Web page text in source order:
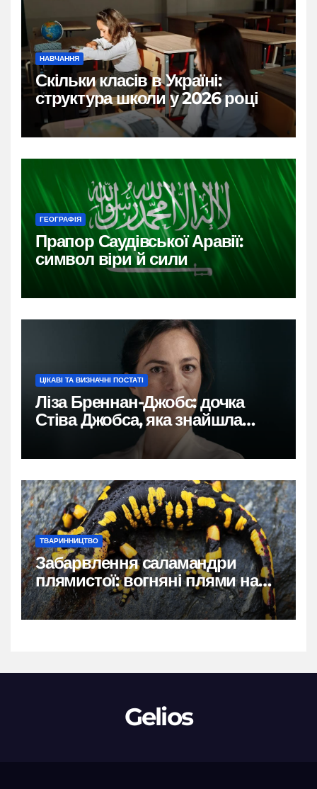
НАВЧАННЯ
Скільки класів в Україні:
структура школи у 2026 році
ГЕОГРАФІЯ
Прапор Саудівської Аравії:
символ віри й сили
ЦІКАВІ ТА ВИЗНАЧНІ ПОСТАТІ
Ліза Бреннан-Джобс: дочка
Стіва Джобса, яка знайшла
власний голос
ТВАРИННИЦТВО
Забарвлення саламандри
плямистої: вогняні плями на
чорному тлі
Gelios